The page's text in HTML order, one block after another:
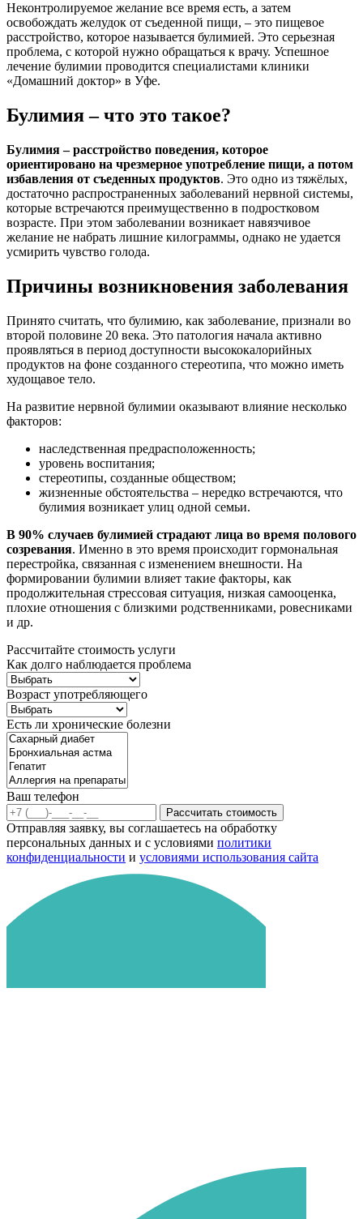
Неконтролируемое желание все время есть, а затем
освобождать желудок от съеденной пищи, – это пищевое
расстройство, которое называется булимией. Это серьезная
проблема, с которой нужно обращаться к врачу. Успешное
лечение булимии проводится специалистами клиники
«Домашний доктор» в Уфе.
Булимия – что это такое?
Булимия – расстройство поведения, которое
ориентировано на чрезмерное употребление пищи, а потом
избавления от съеденных продуктов. Это одно из тяжёлых,
достаточно распространенных заболеваний нервной системы,
которые встречаются преимущественно в подростковом
возрасте. При этом заболевании возникает навязчивое
желание не набрать лишние килограммы, однако не удается
усмирить чувство голода.
Причины возникновения заболевания
Принято считать, что булимию, как заболевание, признали во
второй половине 20 века. Это патология начала активно
проявляться в период доступности высококалорийных
продуктов на фоне созданного стереотипа, что можно иметь
худощавое тело.
На развитие нервной булимии оказывают влияние несколько
факторов:
наследственная предрасположенность;
уровень воспитания;
стереотипы, созданные обществом;
жизненные обстоятельства – нередко встречаются, что
булимия возникает улиц одной семьи.
В 90% случаев булимией страдают лица во время полового
созревания. Именно в это время происходит гормональная
перестройка, связанная с изменением внешности. На
формировании булимии влияет такие факторы, как
продолжительная стрессовая ситуация, низкая самооценка,
плохие отношения с близкими родственниками, ровесниками
и др.
Рассчитайте стоимость услуги
Как долго наблюдается проблема
Возраст употребляющего
Есть ли хронические болезни
Ваш телефон
Рассчитать стоимость
Отправляя заявку, вы соглашаетесь на обработку
персональных данных и с условиями политики
конфиденциальности и условиями использования сайта